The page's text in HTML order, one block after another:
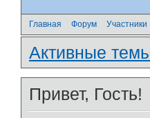
Главная Форум Участники
Активные
Привет, Гость!